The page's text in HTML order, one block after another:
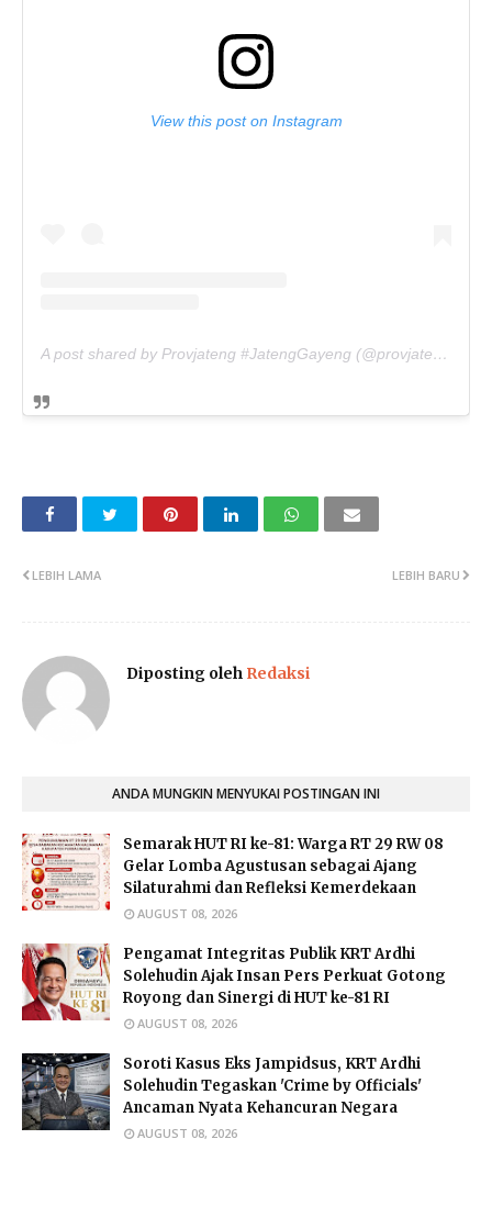
View this post on Instagram
A post shared by Provjateng #JatengGayeng (@provjateng)
LEBIH BARU
LEBIH LAMA
Diposting oleh Redaksi
ANDA MUNGKIN MENYUKAI POSTINGAN INI
Semarak HUT RI ke-81: Warga RT 29 RW 08
Gelar Lomba Agustusan sebagai Ajang
Silaturahmi dan Refleksi Kemerdekaan
AUGUST 08, 2026
Pengamat Integritas Publik KRT Ardhi
Solehudin Ajak Insan Pers Perkuat Gotong
Royong dan Sinergi di HUT ke-81 RI
AUGUST 08, 2026
Soroti Kasus Eks Jampidsus, KRT Ardhi
Solehudin Tegaskan 'Crime by Officials'
Ancaman Nyata Kehancuran Negara
AUGUST 08, 2026